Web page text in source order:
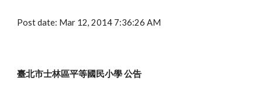
Post date: Mar 12, 2014 7:36:26 AM
臺北市士林區平等國民小學 公告